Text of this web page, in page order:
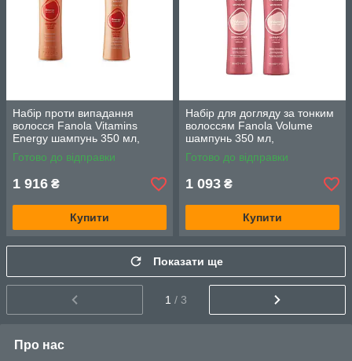
Набір проти випадання
волосся Fanola Vitamins
Energy шампунь 350 мл,
лосьйон 150 мл
Готово до відправки
1 916 ₴
Купити
Набір для догляду за тонким
волоссям Fanola Volume
шампунь 350 мл,
кондиціонер 350 мл
Готово до відправки
1 093 ₴
Купити
Показати ще
1 / 3
Про нас